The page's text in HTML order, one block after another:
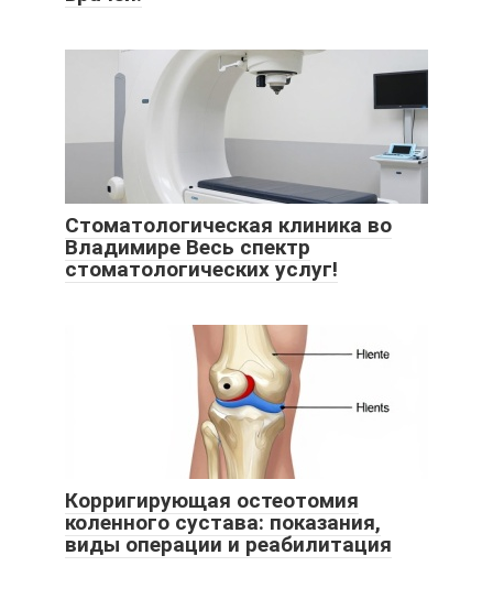
Стоматологическая клиника во
Владимире Весь спектр
стоматологических услуг!
Корригирующая остеотомия
коленного сустава: показания,
виды операции и реабилитация